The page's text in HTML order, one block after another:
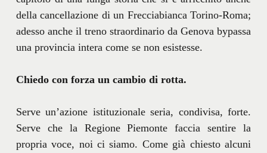
della cancellazione di un Frecciabianca Torino-Roma;
adesso anche il treno straordinario da Genova bypassa
una provincia intera come se non esistesse.
Chiedo con forza un cambio di rotta.
Serve un’azione istituzionale seria, condivisa, forte.
Serve che la Regione Piemonte faccia sentire la
propria voce, noi ci siamo. Come già chiesto alcuni